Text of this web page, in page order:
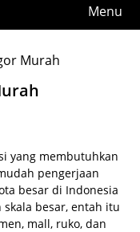
Menu
yang membutuhkan
pengerjaan
besar di Indonesia
besar, entah itu
mall, ruko, dan